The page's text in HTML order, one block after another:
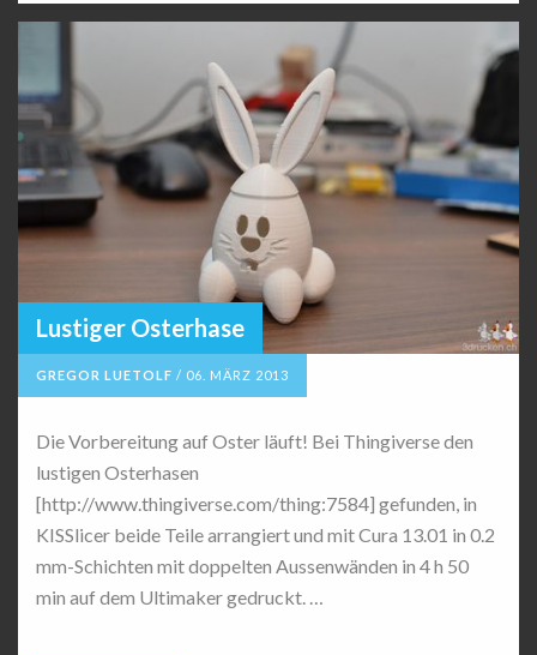
Lustiger Osterhase
GREGOR LUETOLF / 06. MÄRZ 2013
Die Vorbereitung auf Oster läuft! Bei Thingiverse den
lustigen Osterhasen
[http://www.thingiverse.com/thing:7584] gefunden, in
KISSlicer beide Teile arrangiert und mit Cura 13.01 in 0.2
mm-Schichten mit doppelten Aussenwänden in 4 h 50
min auf dem Ultimaker gedruckt. …